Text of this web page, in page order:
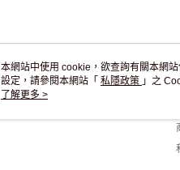
本網站中使用 cookie，欲查詢有關本網
設定，請參閱本網站「 私隱政策 」之
用 cookie。
了解更多 >